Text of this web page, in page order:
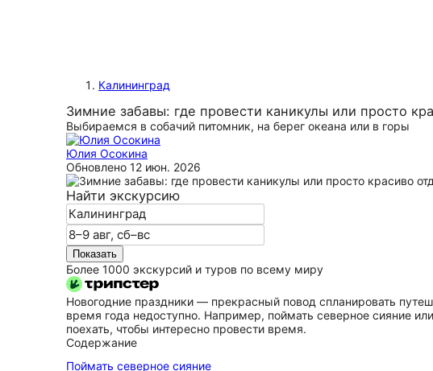
Калининград
Зимние забавы: где провести каникулы или просто
Выбираемся в собачий питомник, на берег океана или в горы
Юлия Осокина
Обновлено 12 июн. 2026
Найти экскурсию
Показать
Более 1000 экскурсий и туров по всему миру
Новогодние праздники — прекрасный повод спланировать
время года недоступно. Например, поймать северное сияние
поехать, чтобы интересно провести время.
Содержание
Поймать северное сияние